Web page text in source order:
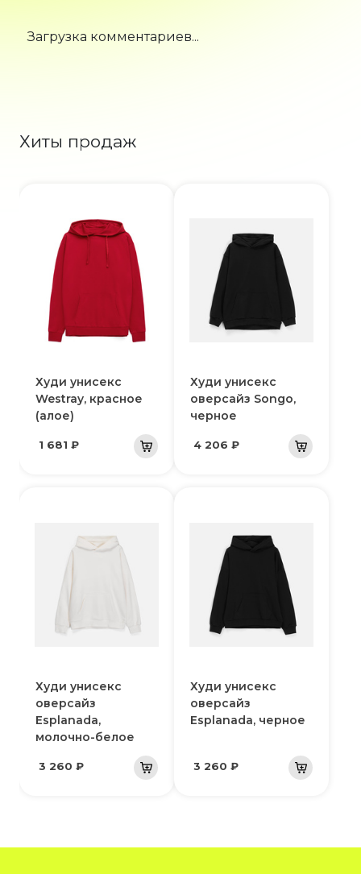
Загрузка комментариев...
Хиты продаж
Худи унисекс
Westray, красное
(алое)
1 681 ₽
Худи унисекс
оверсайз Songo,
черное
4 206 ₽
Худи унисекс
оверсайз
Esplanada,
молочно-белое
3 260 ₽
Худи унисекс
оверсайз
Esplanada, черное
3 260 ₽